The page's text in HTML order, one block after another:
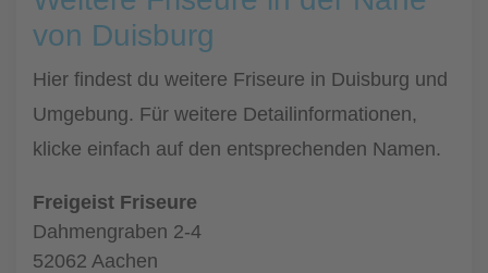
von Duisburg
Hier findest du weitere Friseure in Duisburg und
Umgebung. Für weitere Detailinformationen,
klicke einfach auf den entsprechenden Namen.
Freigeist Friseure
Dahmengraben 2-4
52062 Aachen